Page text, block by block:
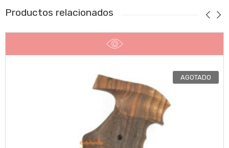
Productos relacionados
AGOTADO